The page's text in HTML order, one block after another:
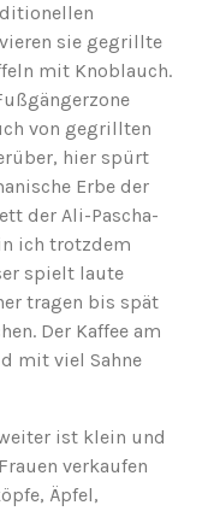
sie gegrillte
mit Knoblauch.
von gegrillten
hier spürt
Erbe der
der Ali-Pascha-
ich trotzdem
spielt laute
tragen bis spät
Der Kaffee am
mit viel Sahne
ist klein und
verkaufen
Äpfel,